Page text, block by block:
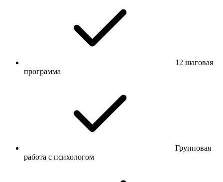
12 шаговая
программа
Групповая
работа с психологом